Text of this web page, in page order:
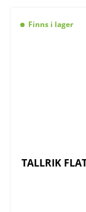
Finns i lager
TALLRIK